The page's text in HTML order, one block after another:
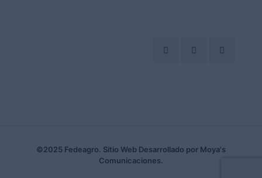
©2025 Fedeagro. Sitio Web Desarrollado por Moya's
Comunicaciones.